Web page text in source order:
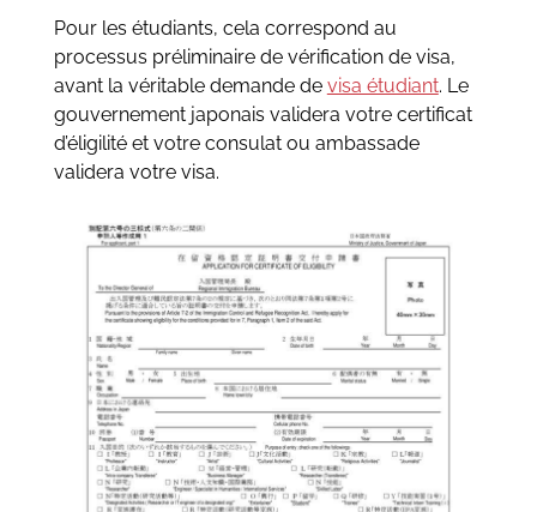
Pour les étudiants, cela correspond au
processus préliminaire de vérification de visa,
avant la véritable demande de visa étudiant. Le
gouvernement japonais validera votre certificat
d’éligilité et votre consulat ou ambassade
validera votre visa.